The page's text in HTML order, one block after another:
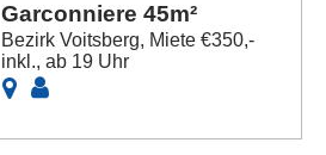
Garconniere 45m²
Bezirk Voitsberg, Miete €350,-
inkl., ab 19 Uhr